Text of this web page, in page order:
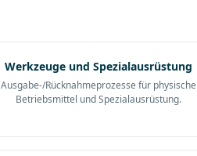
Werkzeuge und Spezialausrüstung
Ausgabe-/Rücknahmeprozesse für physische
Betriebsmittel und Spezialausrüstung.